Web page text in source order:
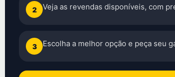
2 Veja as revendas disponíveis, com
3 Escolha a melhor opção e peça seu